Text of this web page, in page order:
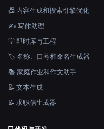
📠 内容生成和搜索引擎优化
✍️ 写作助理
💡 即时库与工程
🏷️ 名称、口号和命名生成器
📚 家庭作业和作文助手
📝 文本生成
📝 求职信生成器